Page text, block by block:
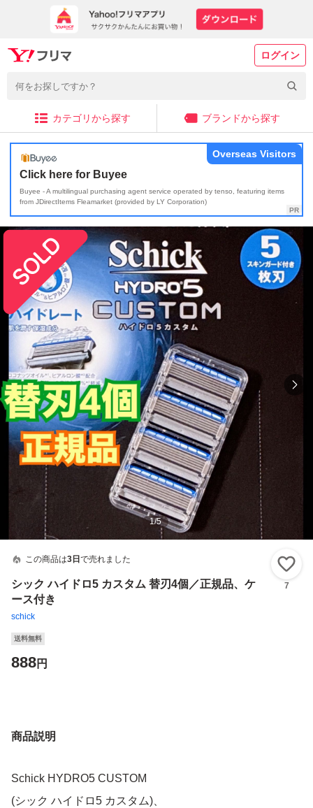
ログイン
カテゴリから探す ブランドから探す
Click here for Buyee
Buyee - A multilingual purchasing agent service operated by tenso, featuring items
from JDirectItems Fleamarket (provided by LY Corporation)
Overseas Visitors
1/5
この商品は3日 で売れました
シック ハイドロ5 カスタム 替刃4個／正規品、ケ
ース付き
schick
7
送料無料
888円
商品説明
Schick HYDRO5 CUSTOM
(シック ハイドロ5 カスタム)、